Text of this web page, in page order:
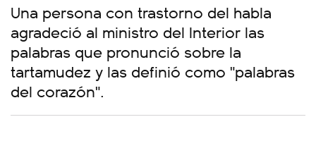
Una persona con trastorno del habla
agradeció al ministro del Interior las
palabras que pronunció sobre la
tartamudez y las definió como "palabras
del corazón".